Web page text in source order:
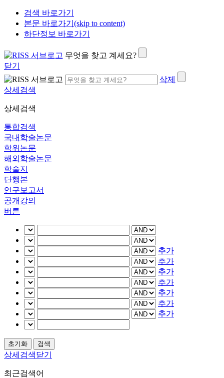
검색 바로가기
본문 바로가기(skip to content)
하단정보 바로가기
무엇을 찾고 계세요?
닫기
삭제
상세검색
상세검색
통합검색
국내학술논문
학위논문
해외학술논문
학술지
단행본
연구보고서
공개강의
버튼
추가
추가
추가
추가
추가
추가
추가
상세검색닫기
최근검색어